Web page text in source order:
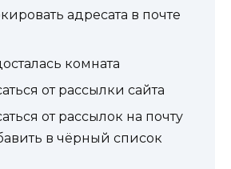
адресата в почте
комната
от рассылки сайта
от рассылок на почту
в чёрный список